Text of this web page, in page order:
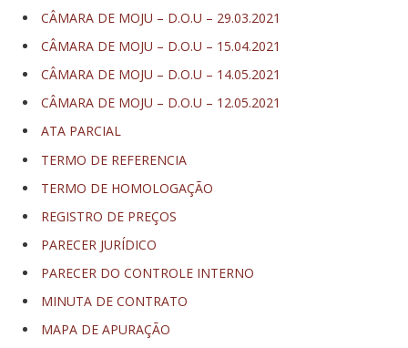
CÂMARA DE MOJU – D.O.U – 29.03.2021
CÂMARA DE MOJU – D.O.U – 15.04.2021
CÂMARA DE MOJU – D.O.U – 14.05.2021
CÂMARA DE MOJU – D.O.U – 12.05.2021
ATA PARCIAL
TERMO DE REFERENCIA
TERMO DE HOMOLOGAÇÃO
REGISTRO DE PREÇOS
PARECER JURÍDICO
PARECER DO CONTROLE INTERNO
MINUTA DE CONTRATO
MAPA DE APURAÇÃO